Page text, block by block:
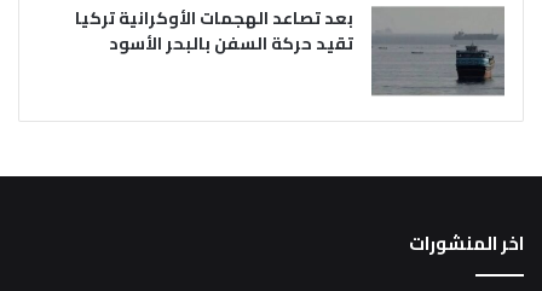
بعد تصاعد الهجمات الأوكرانية تركيا
تقيد حركة السفن بالبحر الأسود
اخر المنشورات